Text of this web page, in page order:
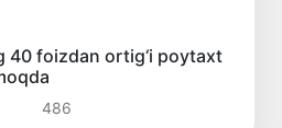
40 foizdan ortig‘i poytaxt
486